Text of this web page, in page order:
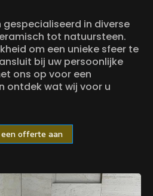
gespecialiseerd in diverse
tot natuursteen.
om een unieke sfeer te
bij uw persoonlijke
ons op voor een
ontdek wat wij voor u
een offerte aan